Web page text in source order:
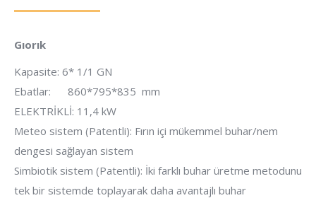
Gıorık
Kapasite: 6* 1/1 GN
Ebatlar: 860*795*835 mm
ELEKTRİKLİ: 11,4 kW
Meteo sistem (Patentli): Fırın içi mükemmel buhar/nem
dengesi sağlayan sistem
Simbiotik sistem (Patentli): İki farklı buhar üretme metodunu
tek bir sistemde toplayarak daha avantajlı buhar